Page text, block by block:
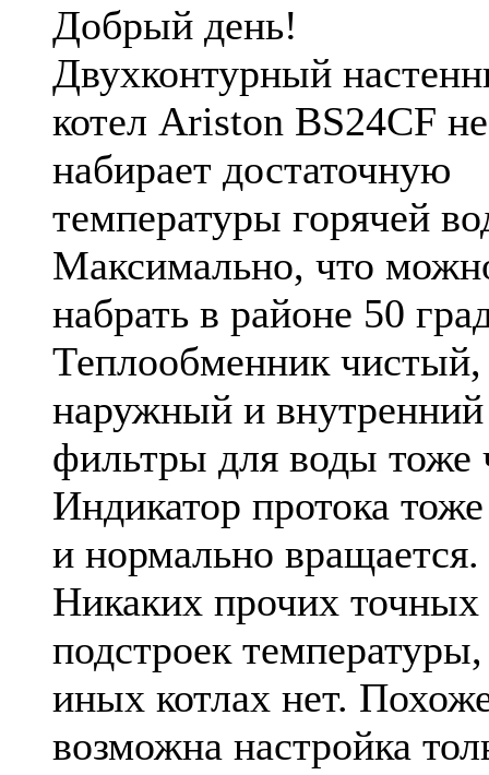
Добрый день!
Двухконтурный
котел Ariston BS24CF не
набирает достаточную
температуры горячей
Максимально, что
набрать в районе 50
Теплообменник чистый,
наружный и внутренний
фильтры для воды тоже
Индикатор протока
и нормально вращается.
Никаких прочих точных
подстроек
иных котлах нет.
возможна настройка